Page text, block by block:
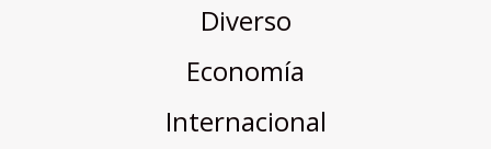
Diverso
Economía
Internacional